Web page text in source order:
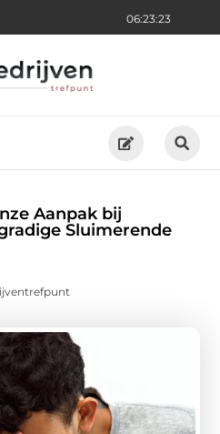
06:23:25
Aanpak bij
Sluimerende